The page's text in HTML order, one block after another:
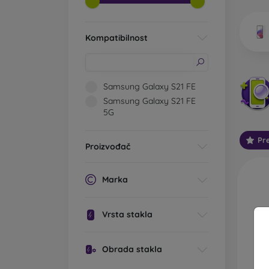
Kompatibilnost
Samsung Galaxy S21 FE
Samsung Galaxy S21 FE
5G
Proizvođač
Marka
Vrsta stakla
Obrada stakla
vrsta
dvije